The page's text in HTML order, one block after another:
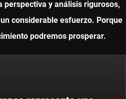
perspectiva y análisis rigurosos,
considerable esfuerzo. Porque
podremos prosperar.